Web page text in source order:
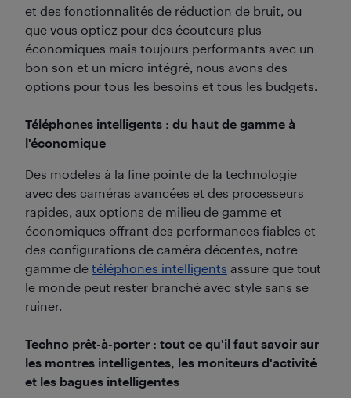
et des fonctionnalités de réduction de bruit, ou
que vous optiez pour des écouteurs plus
économiques mais toujours performants avec un
bon son et un micro intégré, nous avons des
options pour tous les besoins et tous les budgets.
Téléphones intelligents : du haut de gamme à
l'économique
Des modèles à la fine pointe de la technologie
avec des caméras avancées et des processeurs
rapides, aux options de milieu de gamme et
économiques offrant des performances fiables et
des configurations de caméra décentes, notre
gamme de téléphones intelligents assure que tout
le monde peut rester branché avec style sans se
ruiner.
Techno prêt-à-porter : tout ce qu'il faut savoir sur
les montres intelligentes, les moniteurs d'activité
et les bagues intelligentes